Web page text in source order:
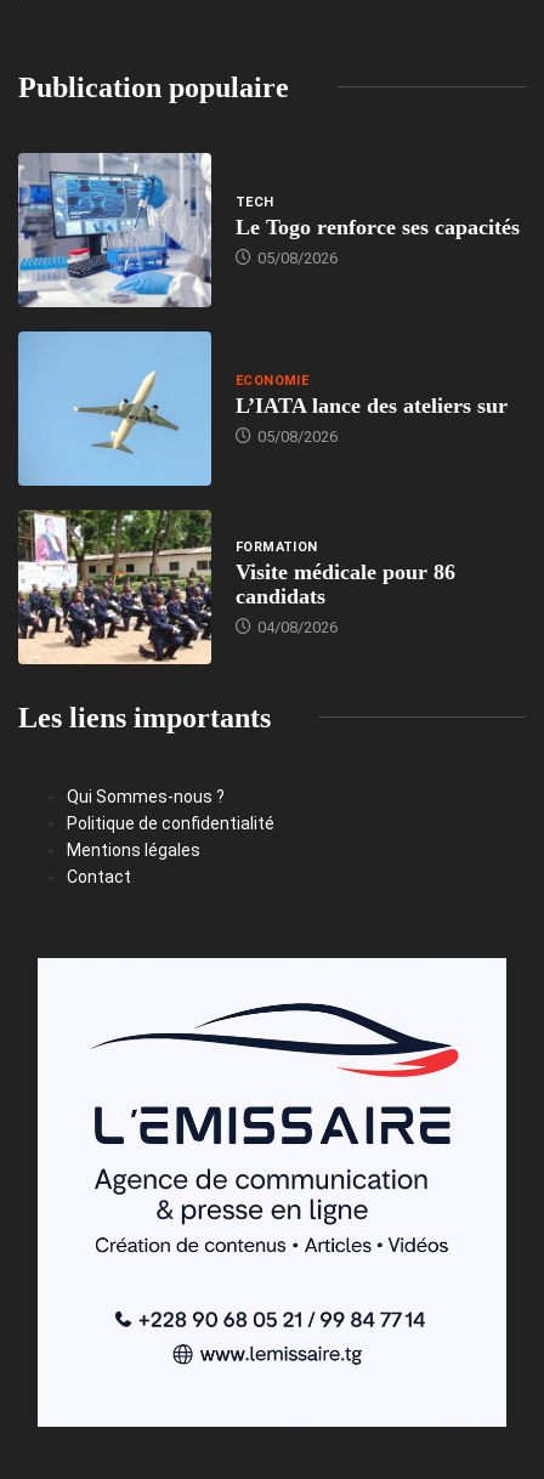
Publication populaire
TECH
Le Togo renforce ses capacités
05/08/2026
ECONOMIE
L’IATA lance des ateliers sur
05/08/2026
FORMATION
Visite médicale pour 86
candidats
04/08/2026
Les liens importants
Qui Sommes-nous ?
Politique de confidentialité
Mentions légales
Contact